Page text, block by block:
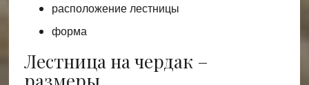
расположение лестницы
форма
Лестница на чердак –